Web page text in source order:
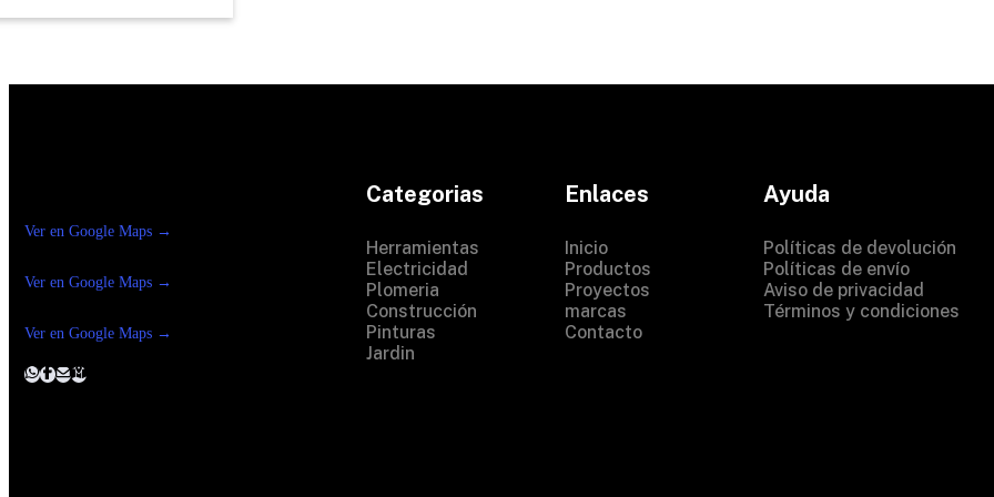
Ver en Google Maps →
Ver en Google Maps →
Ver en Google Maps →
Categorias
Herramientas
Electricidad
Plomeria
Construcción
Pinturas
Jardin
Enlaces
Inicio
Productos
Proyectos
marcas
Contacto
Ayuda
Políticas de devolución
Políticas de envío
Aviso de privacidad
Términos y condiciones